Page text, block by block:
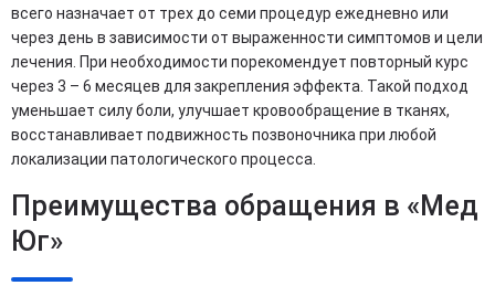
всего назначает от трех до семи процедур ежедневно или
через день в зависимости от выраженности симптомов и цели
лечения. При необходимости порекомендует повторный курс
через 3 – 6 месяцев для закрепления эффекта. Такой подход
уменьшает силу боли, улучшает кровообращение в тканях,
восстанавливает подвижность позвоночника при любой
локализации патологического процесса.
Преимущества обращения в «Мед
Юг»